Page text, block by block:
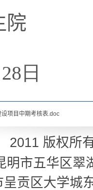
院
28 日
项目中期考核表.doc
2011 版权所
明市五华区
呈贡区大学城